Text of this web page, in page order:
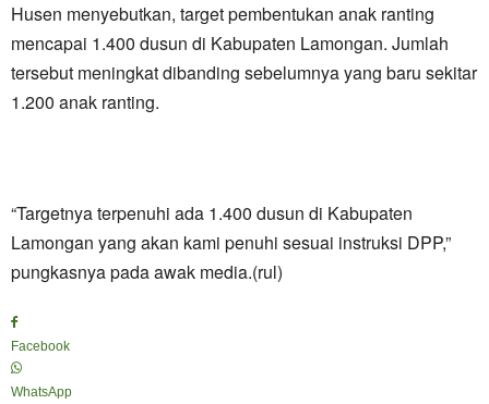
Husen menyebutkan, target pembentukan anak ranting
mencapai 1.400 dusun di Kabupaten Lamongan. Jumlah
tersebut meningkat dibanding sebelumnya yang baru sekitar
1.200 anak ranting.
“Targetnya terpenuhi ada 1.400 dusun di Kabupaten
Lamongan yang akan kami penuhi sesuai instruksi DPP,”
pungkasnya pada awak media.(rul)
Facebook
WhatsApp